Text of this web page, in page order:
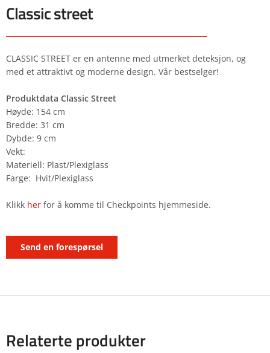
Classic street
CLASSIC STREET er en antenne med utmerket deteksjon, og
med et attraktivt og moderne design. Vår bestselger!
Produktdata Classic Street
Høyde: 154 cm
Bredde: 31 cm
Dybde: 9 cm
Vekt:
Materiell: Plast/Plexiglass
Farge: Hvit/Plexiglass
Klikk her for å komme til Checkpoints hjemmeside.
Send en forespørsel
Relaterte produkter